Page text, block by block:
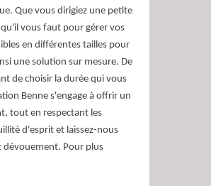
Que vous dirigiez une petite
vous faut pour gérer vos
en différentes tailles pour
une solution sur mesure. De
de choisir la durée qui vous
Benne s'engage à offrir un
tout en respectant les
d'esprit et laissez-nous
dévouement. Pour plus